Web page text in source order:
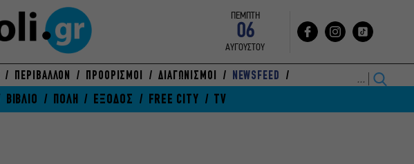
ΠΕΜΠΤΗ
06
ΑΥΓΟΥΣΤΟΥ
ΠΕΡΙΒΑΛΛΟΝ ΠΡΟΟΡΙΣΜΟΙ ΔΙΑΓΩΝΙΣΜΟΙ NEWSFEED
ΒΙΒΛΙΟ ΠΟΛΗ ΕΞΟΔΟΣ FREE CITY TV